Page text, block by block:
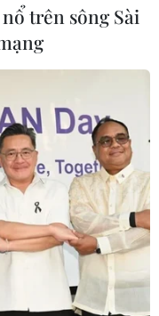
Khơi dậy
hiện Cuộc vận
hàng Việt Nam” là
trên sông Sài